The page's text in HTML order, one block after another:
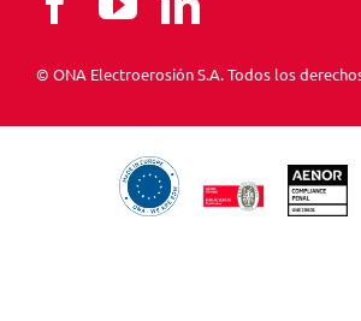
© ONA Electroerosión S.A. Todos los